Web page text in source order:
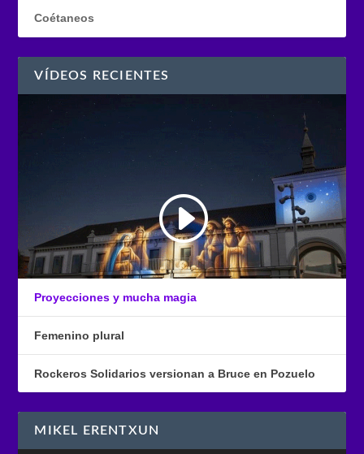
Coétaneos
VÍDEOS RECIENTES
Proyecciones y mucha magia
Femenino plural
Rockeros Solidarios versionan a Bruce en Pozuelo
MIKEL ERENTXUN